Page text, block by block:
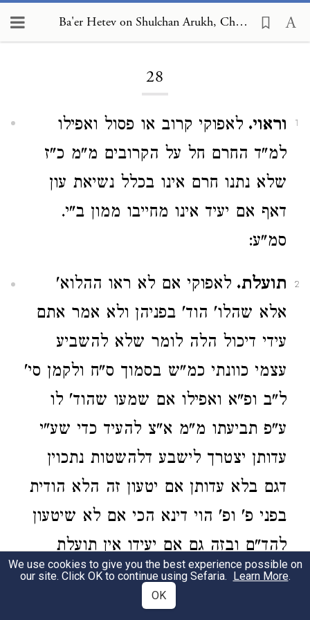
Ba'er Hetev on Shulchan Arukh, Choshen Mishpat 28
28
1 וראוי. לאפוקי קרוב או פסול ואפילו
למ"ד החרם חל על הקרובים מ"מ כ"ז
שלא נתנו חרם אינו בכלל נשיאת עון
דאף אם יעיד אינו מחייבו ממון ב"י.
סמ"ע:
2 תועלת. לאפוקי אם לא ראו ההלוא'
אלא שהלו' הוד' בפניהן ולא אמר אתם
עידי דיכול הלה לומר שלא להשביע
עצמי כוונתי כמ"ש בסמוך ס"ח ולקמן סי'
ל"ב ופ"א ואפילו אם שמעו שהוד' לו
ע"פ תביעתו מ"מ א"צ להעיד כדי שע"י
עדותן יצטרך לישבע דלהשטות נתכוין
דגם בלא עדותן אם יטעון זה הלא הודית
בפני פ' ופ' הוי דינא הכי אם לא שיטעון
להד"ם ובזה גם אם יעידו אין תועלת
בעדותן דמ"מ פטור משבוע' כמ"ש הטור
בר"ס ל"ב ע"ש. עכ"ל הסמ"ע:
We use cookies to give you the best experience possible on
our site. Click OK to continue using Sefaria. Learn More.
OK